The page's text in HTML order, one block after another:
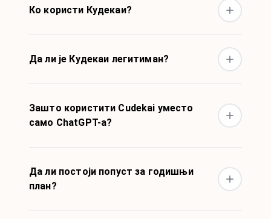
Ко користи Кудекаи?
Да ли је Кудекаи легитиман?
Зашто користити Cudekai уместо
само ChatGPT-а?
Да ли постоји попуст за годишњи
план?